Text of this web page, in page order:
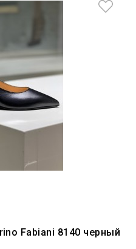
Fabiani 8140 черный